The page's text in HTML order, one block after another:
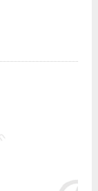
5.三明
3.福州鳗